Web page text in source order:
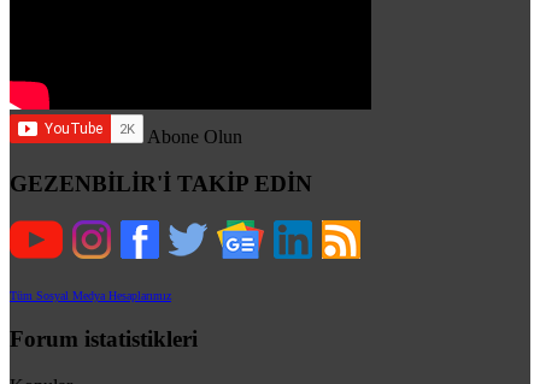
Abone Olun
GEZENBİLİR'İ TAKİP EDİN
Tüm Sosyal Medya Hesaplarımız
Forum istatistikleri